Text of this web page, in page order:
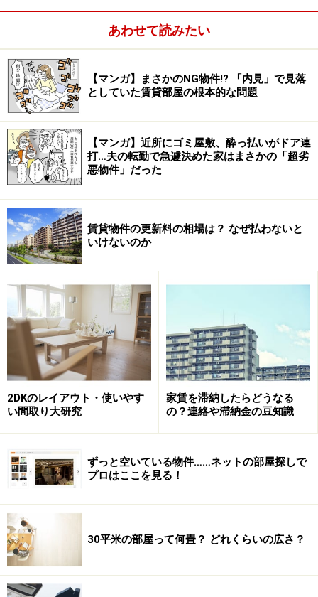
あわせて読みたい
【マンガ】まさかのNG物件!? 「内見」で見落
としていた賃貸部屋の根本的な問題
【マンガ】近所にゴミ屋敷、酔っ払いがドア連
打…夫の転勤で急遽決めた家はまさかの「超劣
悪物件」だった
賃貸物件の更新料の相場は？ なぜ払わないと
いけないのか
2DKのレイアウト・使いやす
い間取り大研究
家賃を滞納したらどうなる
の？連絡や滞納金の豆知識
ずっと空いている物件……ネットの部屋探しで
プロはここを見る！
30平米の部屋って何畳？ どれくらいの広さ？